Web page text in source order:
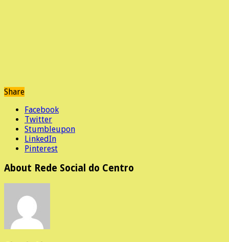
Share
Facebook
Twitter
Stumbleupon
LinkedIn
Pinterest
About Rede Social do Centro